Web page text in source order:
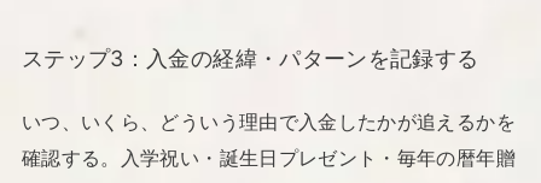
ステップ3：入金の経緯・パターンを記録する
いつ、いくら、どういう理由で入金したかが追えるかを
確認する。入学祝い・誕生日プレゼント・毎年の暦年贈